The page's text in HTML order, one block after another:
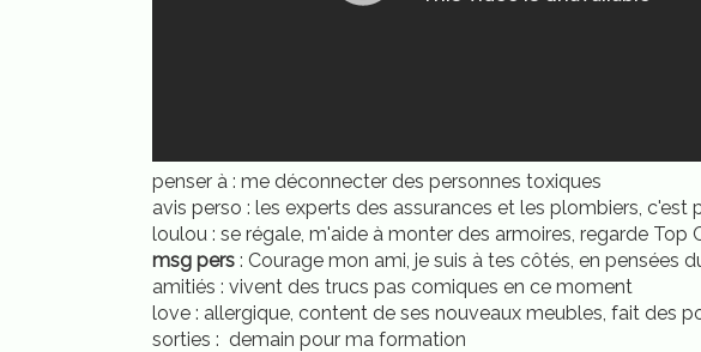
penser à : me déconnecter des personnes toxiques
avis perso : les experts des assurances et les plombiers, c'est
loulou : se régale, m'aide à monter des armoires, regarde Top
msg pers : Courage mon ami, je suis à tes côtés, en pensées
amitiés : vivent des trucs pas comiques en ce moment
love : allergique, content de ses nouveaux meubles, fait des
sorties : demain pour ma formation